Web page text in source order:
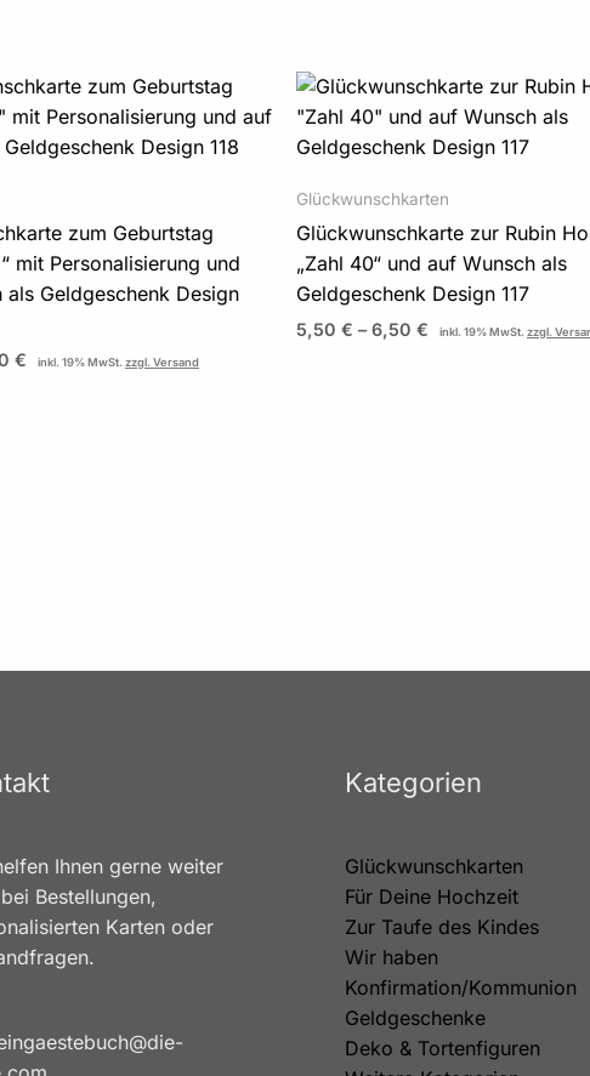
zum Geburtstag
mit Personalisierung und
als Geldgeschenk Design
€
Preisspanne:
bis
6,50 €
inkl. 19% MwSt. zzgl. Versand
Glückwunschkarten
Glückwunschkarte zur Rubin
„Zahl 40“ und auf Wunsch als
Geldgeschenk Design 117
5,50 € –6,50 €
Preisspanne:
bis
6,50 €
inkl. 19% MwSt. zzgl.
Ihnen gerne weiter
Bestellungen,
Karten oder
Kategorien
Glückwunschkarten
Für Deine Hochzeit
Zur Taufe des Kindes
Wir haben
Konfirmation/Kommunion
Geldgeschenke
Deko & Tortenfiguren